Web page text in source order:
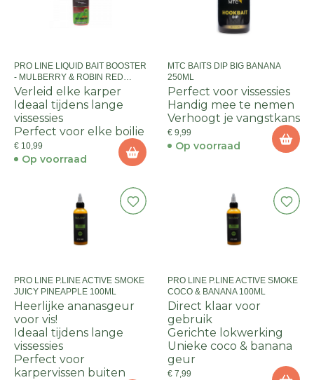
PRO LINE LIQUID BAIT BOOSTER
- MULBERRY & ROBIN RED
500ML
Verleid elke karper
Ideaal tijdens lange
vissessies
Perfect voor elke boilie
€ 10,99
Op voorraad
MTC BAITS DIP BIG BANANA
250ML
Perfect voor vissessies
Handig mee te nemen
Verhoogt je vangstkans
€ 9,99
Op voorraad
PRO LINE P.LINE ACTIVE SMOKE
JUICY PINEAPPLE 100ML
Heerlijke ananasgeur
voor vis!
Ideaal tijdens lange
vissessies
Perfect voor
karpervissen buiten
PRO LINE P.LINE ACTIVE SMOKE
COCO & BANANA 100ML
Direct klaar voor
gebruik
Gerichte lokwerking
Unieke coco & banana
geur
€ 7,99